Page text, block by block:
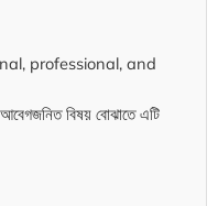
professional, and
বিষয় বোঝাতে এটি